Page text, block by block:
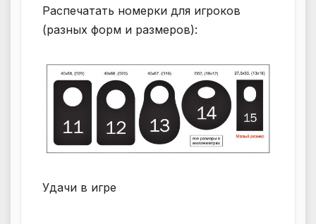
Распечатать номерки для игроков
(разных форм и размеров):
Удачи в игре